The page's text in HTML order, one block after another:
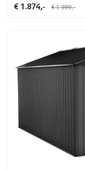
€ 1.874,- € 1.999,-